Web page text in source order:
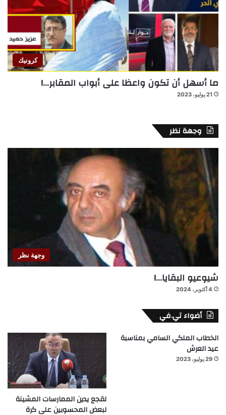
كرونيك
ما أسهل أن تكون واعظا على أبواب المقابر…!
21 يوليو، 2023
وجهة نظر
وجهة نظر
شيوعيو البقايا…!
4 أكتوبر، 2024
أضواء تي.في
الخطاب الملكي السامي بمناسبة
عيد العرش
29 يوليو، 2023
لقجع يدين الممارسات المشينة
لبعض المحسوبين على كرة